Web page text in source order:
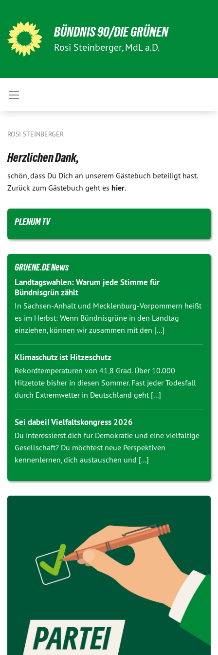
BÜNDNIS 90/DIE GRÜNEN
Rosi Steinberger, MdL a.D.
ROSI STEINBERGER
Herzlichen Dank,
schön, dass Du Dich an unserem Gästebuch beteiligt hast.
Zurück zum Gästebuch geht es hier.
PLENUM TV
GRUENE.DE News
Landtagswahlen: Warum jede Stimme für
Bündnisgrün zählt
In Sachsen-Anhalt und Mecklenburg-Vorpommern heißt
es im Herbst: Wenn Bündnisgrüne in den Landtag
einziehen, können wir zusammen mit den [...]
Klimaschutz ist Hitzeschutz
Rekordtemperaturen von 41,8 Grad. Über 10.000
Hitzetote bisher in diesen Sommer. Fast jeder Todesfall
durch Extremwetter in Deutschland geht [...]
Sei dabei! Vielfaltskongress 2026
Du interessierst dich für Demokratie und eine vielfältige
Gesellschaft? Du möchtest neue Perspektiven
kennenlernen, dich austauschen und [...]